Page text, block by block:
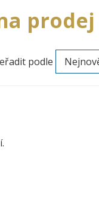
prodej
podle